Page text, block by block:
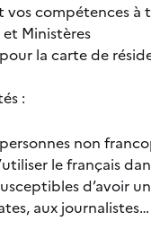
compétences à
Ministères
la carte de
:
personnes non
le français
d’avoir
aux journalistes…